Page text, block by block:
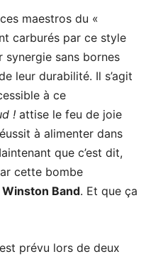
maestros du «
carburés par ce style
synergie sans bornes
leur durabilité. Il s’agit
à ce
! attise le feu de joie
à alimenter dans
que c’est dit,
cette bombe
Winston Band. Et que ça
prévu lors de deux